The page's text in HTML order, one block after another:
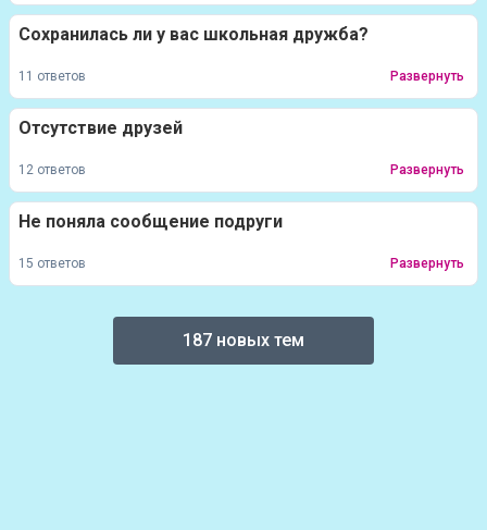
Сохранилась ли у вас школьная дружба?
11 ответов Развернуть
Отсутствие друзей
12 ответов Развернуть
Не поняла сообщение подруги
15 ответов Развернуть
187 новых тем